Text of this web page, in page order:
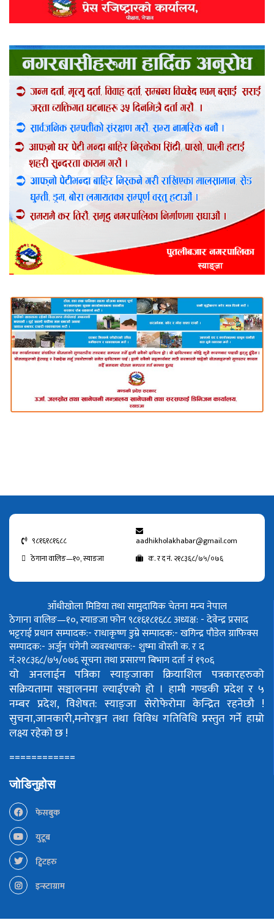
९८१६१८१६८८
aadhikholakhabar@gmail.com
ठेगाना वालिङ—१०, स्याङजा
क. र द नं. २१८३६८/७५/०७६
आँधीखोला मिडिया तथा सामुदायिक चेतना मन्च नेपाल
ठेगाना वालिङ—१०, स्याङजा फोन ९८१६१८१६८८अध्यक्ष: - देवेन्द्र प्रसाद
भट्टराईप्रधान सम्पादक:- राधाकृष्ण डुम्रेसम्पादक:- खगिन्द्र पौडेलग्राफिक्स
सम्पादक:- अर्जुन पंगेनीव्यवस्थापक:- शुष्मा वोस्तीक. र द
नं.२१८३६८/७५/०७६सूचना तथा प्रसारण बिभाग दर्ता नं १९०६
यो अनलाईन पत्रिका स्याङ्जाका क्रियाशिल पत्रकारहरुको
सक्रियतामा सञ्चालनमा ल्याईएको हो । हामी गण्डकी प्रदेश र ५
नम्बर प्रदेश, विशेषत: स्याङ्जा सेरोफेरोमा केन्द्रित रहनेछौ !
सुचना,जानकारी,मनोरञ्जन तथा विविध गतिविधि प्रस्तुत गर्ने हाम्रो
लक्ष्य रहेको छ !
============
जोडिनुहोस
फेसबुक
युटूब
ट्विटहरु
इन्स्टाग्राम